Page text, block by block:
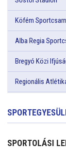
Köfém
Alba Regia
Bregyó Közi
Regionális
SPORTOLÁSI